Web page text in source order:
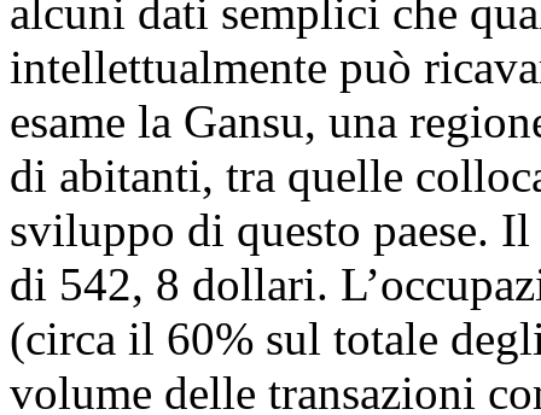
alcuni dati semplici che
intellettualmente può
esame la Gansu, una
di abitanti, tra quelle
sviluppo di questo paese.
di 542, 8 dollari.
(circa il 60% sul totale
volume delle transazioni